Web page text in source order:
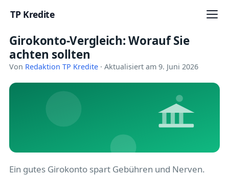
TP Kredite
Startseite
Kredite
Ratgeber
Kreditkarten
Girokonto-Vergleich: Worauf Sie
achten sollten
Von Redaktion TP Kredite · Aktualisiert am 9. Juni 2026
Ein gutes Girokonto spart Gebühren und Nerven.